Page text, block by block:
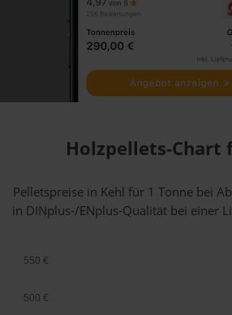
Holzpellets-Chart
Pelletspreise in Kehl für 1 Tonne bei
in DINplus-/ENplus-Qualität bei einer
500 €
550 €